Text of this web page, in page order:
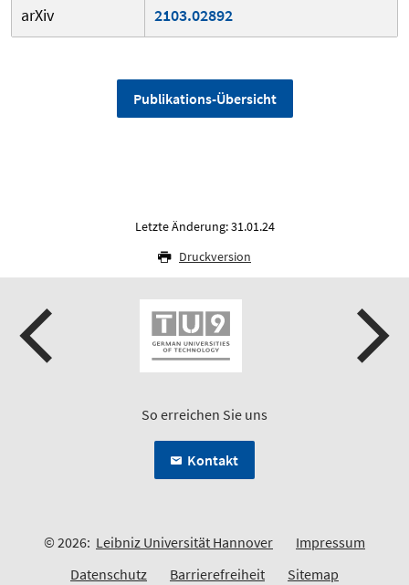
arXiv
2103.02892
Publikations-Übersicht
Letzte Änderung: 31.01.24
Druckversion
So erreichen Sie uns
Kontakt
© 2026: Leibniz Universität Hannover
Impressum
Datenschutz
Barrierefreiheit Sitemap